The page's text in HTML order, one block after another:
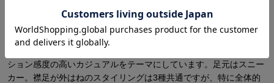
Ventus ヴェントゥス
高橋さん「ヴェントゥスをモチーフにしたスタイリングは、ファッ
ション感度の高いカジュアルをテーマにしています。足元はスニー
カー。襟足が外はねのスタイリングは3種共通ですが、特に全体的